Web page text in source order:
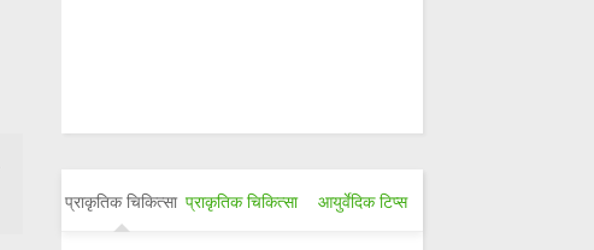
प्राकृतिक चिकित्सा प्राकृतिक चिकित्सा आयुर्वेदिक टिप्स